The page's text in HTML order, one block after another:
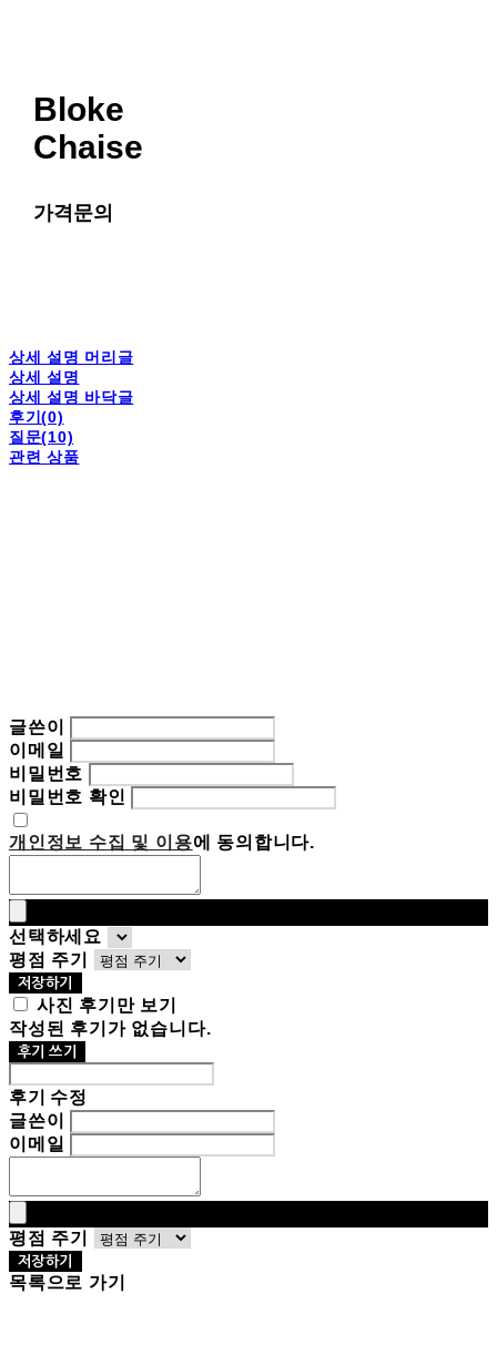
Bloke
Chaise
가격문의
상세 설명 머리글
상세 설명
상세 설명 바닥글
후기(0)
질문(10)
관련 상품
글쓴이
이메일
비밀번호
비밀번호 확인
개인정보 수집 및 이용에 동의합니다.
선택하세요
평점 주기
저장하기
사진 후기만 보기
작성된 후기가 없습니다.
후기 쓰기
후기 수정
글쓴이
이메일
평점 주기
저장하기
목록으로 가기